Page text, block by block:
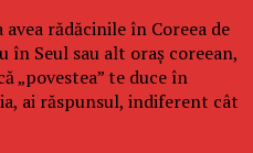
rădăcinile în Coreea de
în Seul sau alt oraș coreean,
„povestea” te duce în
ai răspunsul, indiferent cât